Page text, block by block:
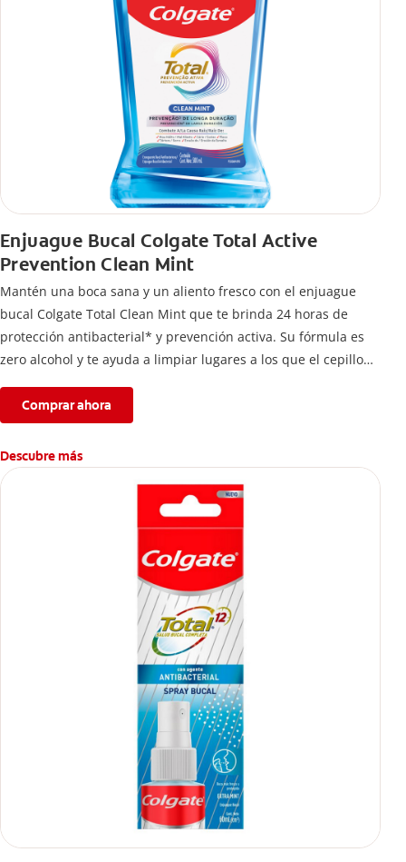
Enjuague Bucal Colgate Total Active
Prevention Clean Mint
Mantén una boca sana y un aliento fresco con el enjuague
bucal Colgate Total Clean Mint que te brinda 24 horas de
protección antibacterial* y prevención activa. Su fórmula es
zero alcohol y te ayuda a limpiar lugares a los que el cepillo
Comprar ahora
Descubre más